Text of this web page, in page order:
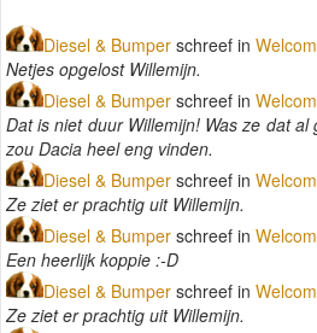
Diesel & Bumper schreef in
Netjes opgelost Willemijn.
Diesel & Bumper schreef in
Dat is niet duur Willemijn! Was ze dat
zou Dacia heel eng vinden.
Diesel & Bumper schreef in
Ze ziet er prachtig uit Willemijn.
Diesel & Bumper schreef in
Een heerlijk koppie :-D
Diesel & Bumper schreef in
Ze ziet er prachtig uit Willemijn.